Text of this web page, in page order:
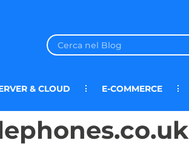
& CLOUD E-COMMERCE